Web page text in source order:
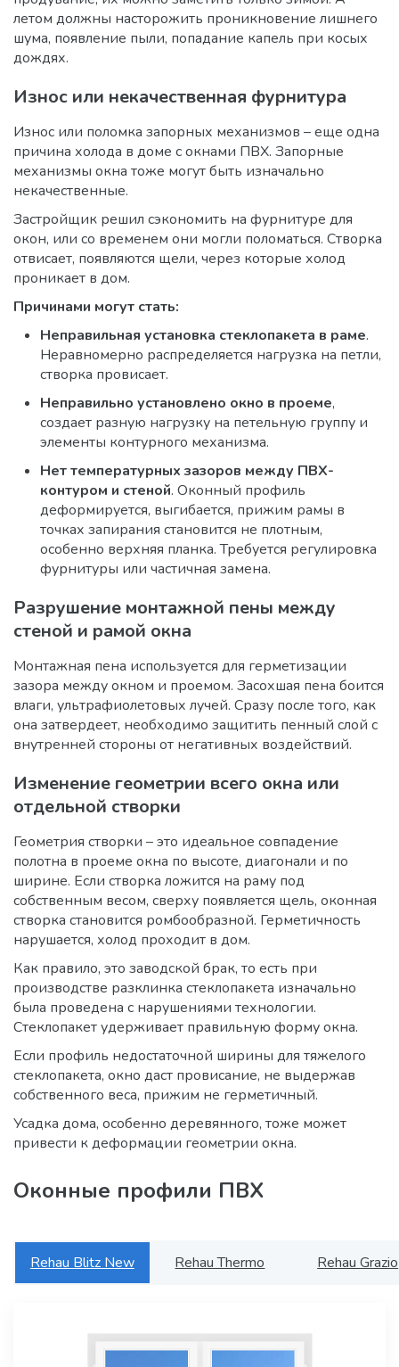
летом должны насторожить проникновение лишнего
шума, появление пыли, попадание капель при косых
дождях.
Износ или некачественная фурнитура
Износ или поломка запорных механизмов – еще одна
причина холода в доме с окнами ПВХ. Запорные
механизмы окна тоже могут быть изначально
некачественные.
Застройщик решил сэкономить на фурнитуре для
окон, или со временем они могли поломаться. Створка
отвисает, появляются щели, через которые холод
проникает в дом.
Причинами могут стать:
Неправильная установка стеклопакета в раме.
Неравномерно распределяется нагрузка на петли,
створка провисает.
Неправильно установлено окно в проеме,
создает разную нагрузку на петельную группу и
элементы контурного механизма.
Нет температурных зазоров между ПВХ-
контуром и стеной. Оконный профиль
деформируется, выгибается, прижим рамы в
точках запирания становится не плотным,
особенно верхняя планка. Требуется регулировка
фурнитуры или частичная замена.
Разрушение монтажной пены между
стеной и рамой окна
Монтажная пена используется для герметизации
зазора между окном и проемом. Засохшая пена боится
влаги, ультрафиолетовых лучей. Сразу после того, как
она затвердеет, необходимо защитить пенный слой с
внутренней стороны от негативных воздействий.
Изменение геометрии всего окна или
отдельной створки
Геометрия створки – это идеальное совпадение
полотна в проеме окна по высоте, диагонали и по
ширине. Если створка ложится на раму под
собственным весом, сверху появляется щель, оконная
створка становится ромбообразной. Герметичность
нарушается, холод проходит в дом.
Как правило, это заводской брак, то есть при
производстве разклинка стеклопакета изначально
была проведена с нарушениями технологии.
Стеклопакет удерживает правильную форму окна.
Если профиль недостаточной ширины для тяжелого
стеклопакета, окно даст провисание, не выдержав
собственного веса, прижим не герметичный.
Усадка дома, особенно деревянного, тоже может
привести к деформации геометрии окна.
Оконные профили ПВХ
Rehau Blitz New Rehau Thermo Rehau Grazio